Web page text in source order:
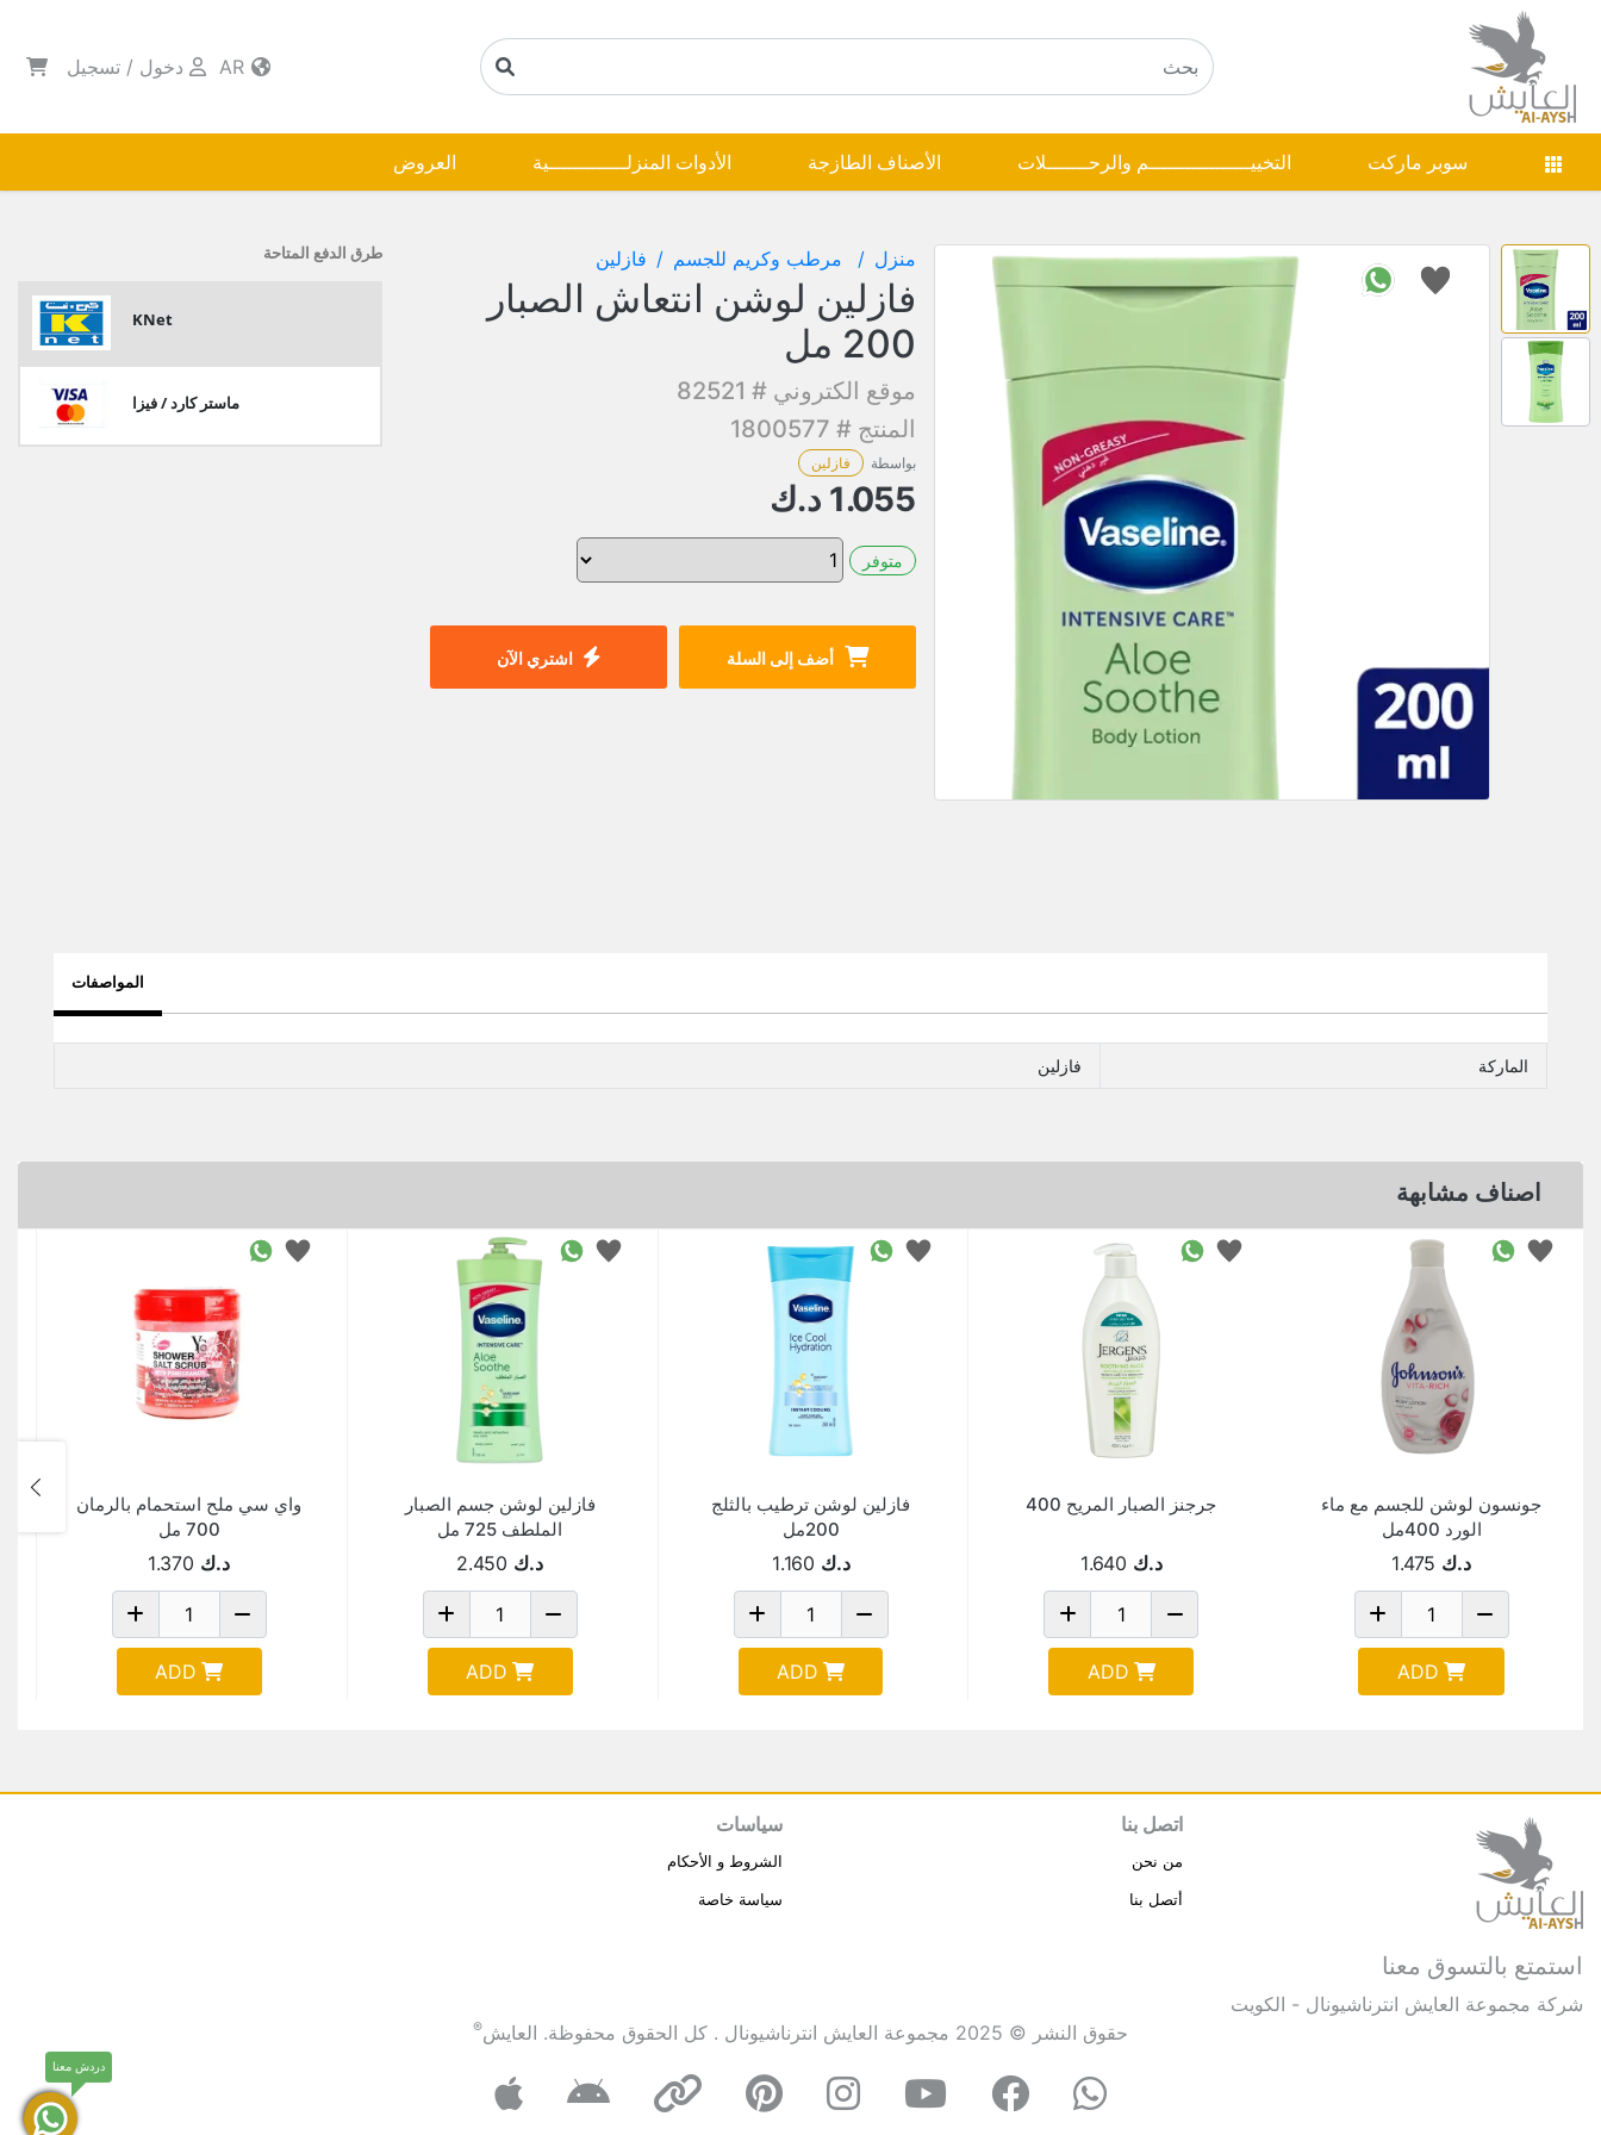
دخول / تسجيل
سوبر ماركت التخييـــــــــــــــــم والرحـــــــلات الأصناف الطازجة الأدوات المنزلـــــــــــــية العروض
منزل مرطب وكريم للجسم فازلين
فازلين لوشن انتعاش الصبار
200 مل
موقع الكتروني # 82521
المنتج # 1800577
بواسطة فازلين
1.055 د.ك
متوفر
أضف إلى السلة اشتري الآن
طرق الدفع المتاحة
KNet
ماستر كارد / فيزا
المواصفات
الماركة فازلين
اصناف مشابهة
جونسون لوشن للجسم مع ماء
الورد 400مل
د.ك 1.475
ADD
جرجنز الصبار المريح 400
د.ك 1.640
ADD
فازلين لوشن ترطيب بالثلج
200مل
د.ك 1.160
ADD
فازلين لوشن جسم الصبار
الملطف 725 مل
د.ك 2.450
ADD
واي سي ملح استحمام بالرمان
700 مل
د.ك 1.370
ADD
استمتع بالتسوق معنا
شركة مجموعة العايش انترناشيونال - الكويت
اتصل بنا
من نحن
أتصل بنا
سياسات
الشروط و الأحكام
سياسة خاصة
حقوق النشر © 2025 مجموعة العايش انترناشيونال . كل الحقوق محفوظة. العايش®
دردش معنا